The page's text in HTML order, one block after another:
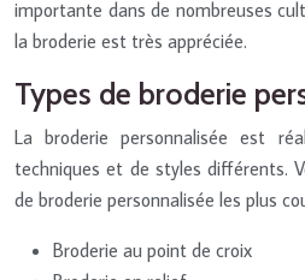
importante dans de nombreuses
la broderie est très appréciée.
Types de broderie
La broderie personnalisée est
techniques et de styles différents.
de broderie personnalisée les plus
Broderie au point de croix